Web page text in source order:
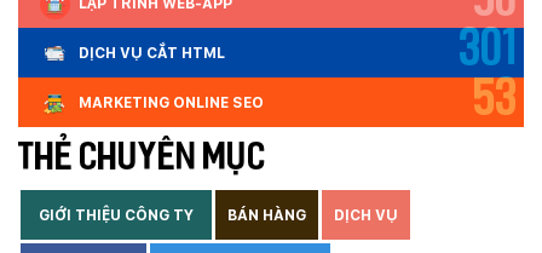
LẬP TRÌNH WEB-APP
DỊCH VỤ CẮT HTML 301
MARKETING ONLINE SEO 53
THẺ CHUYÊN MỤC
GIỚI THIỆU CÔNG TY BÁN HÀNG DỊCH VỤ